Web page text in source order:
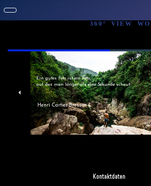
3 6 0 ° VIE W WO
Henri Cartier-Bresson
Ein gutes Foto ist ein Foto,
auf das man länger als eine Sekunde schaut.
Kontaktdaten